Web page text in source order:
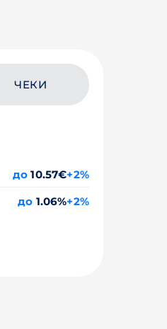
ЧЕКИ
до 10.57€+2%
до 1.06%+2%